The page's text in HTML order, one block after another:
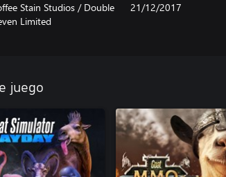
Stain Studios / Double
Limited
21/12/2017
juego